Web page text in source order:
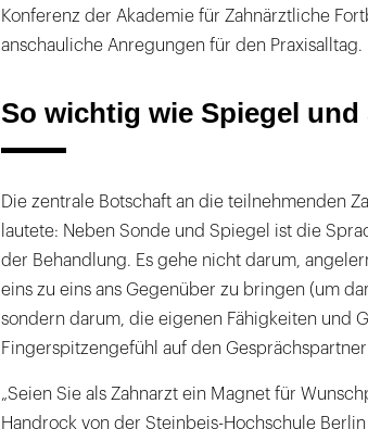
Konferenz der Akademie für Zahnärztliche
anschauliche Anregungen für den Praxisalltag.
So wichtig wie Spiegel und
Die zentrale Botschaft an die teilnehmenden
lautete: Neben Sonde und Spiegel ist die
der Behandlung. Es gehe nicht darum,
eins zu eins ans Gegenüber zu bringen (um
sondern darum, die eigenen Fähigkeiten und
Fingerspitzengefühl auf den
„Seien Sie als Zahnarzt ein Magnet für
Handrock von der Steinbeis-Hochschule